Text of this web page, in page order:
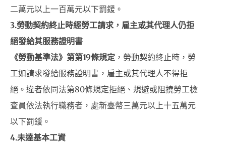
二萬元以上一百萬元以下罰鍰。
3.勞動契約終止時經勞工請求，雇主或其代理人仍拒
絕發給其服務證明書
《勞動基準法》第第19條規定 ，勞動契約終止時，勞
工如請求發給服務證明書，雇主或其代理人不得拒
絕。違者依同法第80條規定拒絕、規避或阻撓勞工檢
查員依法執行職務者，處新臺幣三萬元以上十五萬元
以下罰鍰。
4.未達基本工資